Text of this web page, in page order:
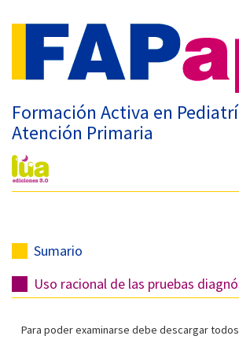
Formación Activa en
Atención Primaria
Sumario
Uso racional de las pruebas
Para poder examinarse debe descargar